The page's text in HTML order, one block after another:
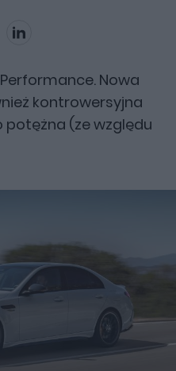
Nowa
kontrowersyjna
potężna (ze względu